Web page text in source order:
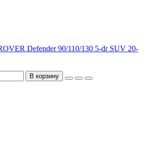
Defender 90/110/130 5-dr SUV 20-
В корзину